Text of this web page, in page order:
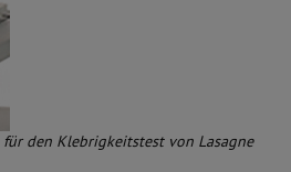
den Klebrigkeitstest von Lasagne